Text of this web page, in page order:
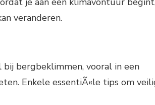
veranderen.
bergbeklimmen, vooral in een
Enkele essentiÃ«le tips om